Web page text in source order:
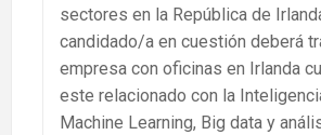
sectores en la República de
candidado/a en cuestión deberá
empresa con oficinas en Irlanda
este relacionado con la
Machine Learning, Big data y